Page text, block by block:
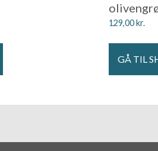
129,00kr.
GÅ TIL